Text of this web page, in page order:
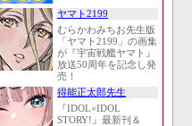
ヤマト2199
むらかわみちお先生版
「ヤマト2199」の画集
が『宇宙戦艦ヤマト』
放送50周年を記念し発
売！
得能正太郎先生
『IDOL×IDOL
STORY!』最新刊＆